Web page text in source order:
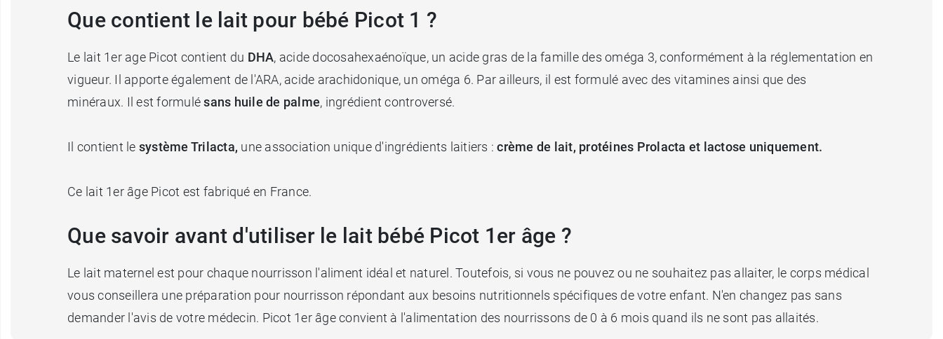
Que contient le lait pour bébé Picot 1 ?
Le lait 1er age Picot contient du DHA, acide docosahexaénoïque, un acide gras de la famille des oméga 3, conformément à la réglementation en
vigueur. Il apporte également de l'ARA, acide arachidonique, un oméga 6. Par ailleurs, il est formulé avec des vitamines ainsi que des
minéraux. Il est formulésans huile de palme, ingrédient controversé.
Il contient le système Trilacta, une association unique d'ingrédients laitiers : crème de lait, protéines Prolacta et lactose uniquement.
Ce lait 1er âge Picot est fabriqué en France.
Que savoir avant d'utiliser le lait bébé Picot 1er âge ?
Le lait maternel est pour chaque nourrisson l'aliment idéal et naturel. Toutefois, si vous ne pouvez ou ne souhaitez pas allaiter, le corps médical
vous conseillera une préparation pour nourrisson répondant aux besoins nutritionnels spécifiques de votre enfant. N'en changez pas sans
demander l'avis de votre médecin. Picot 1er âge convient à l'alimentation des nourrissons de 0 à 6 mois quand ils ne sont pas allaités.